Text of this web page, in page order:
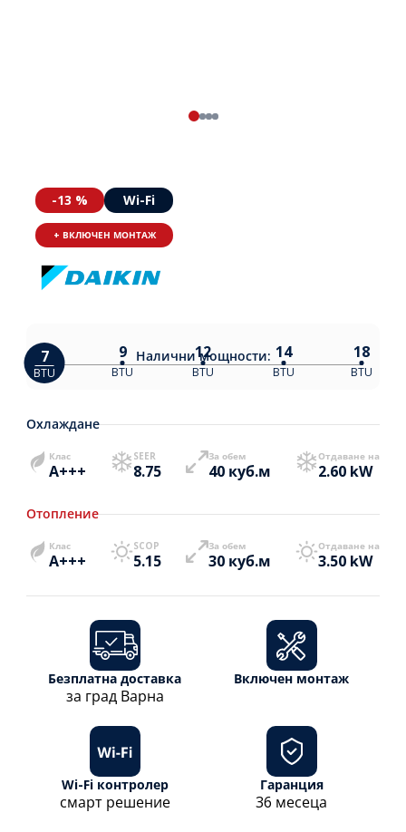
-13 % Wi-Fi
+ ВКЛЮЧЕН МОНТАЖ
Наличнимощности:
7
BTU
9
BTU
12
BTU
14
BTU
18
BTU
Охлаждане
Клас
A+++
SEER
8.75
За обем
40 куб.м
Отдаване на
2.60 kW
Отопление
Клас
A+++
SCOP
5.15
За обем
30 куб.м
Отдаване на
3.50 kW
Безплатна доставка
за град Варна
Включен монтаж
Wi-Fi контролер
смарт решение
Гаранция
36 месеца